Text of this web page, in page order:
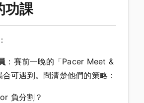
功課
：賽前一晚的「Pacer Meet &
可遇到。問清楚他們的策略：
負分割？